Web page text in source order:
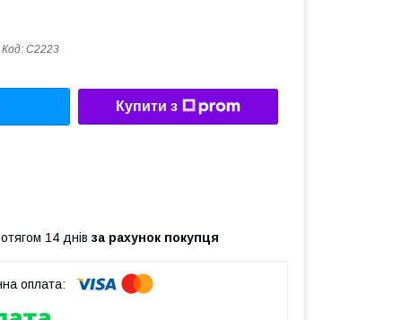
Код: C2223
Купити з
14 днів за рахунок покупця